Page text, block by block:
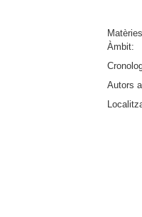
Àmbit:
Autors